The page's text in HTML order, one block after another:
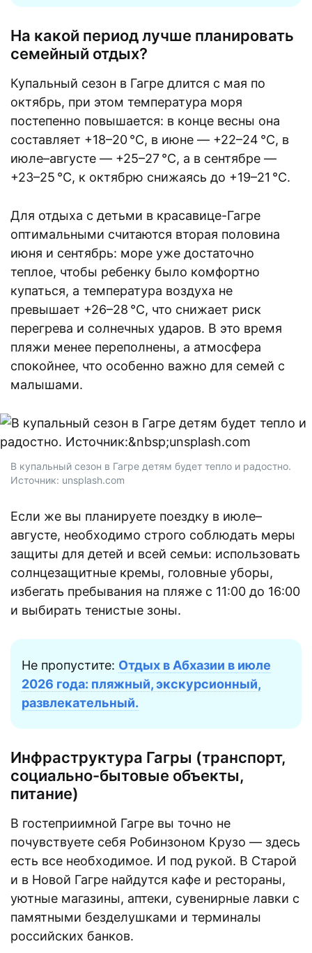
На какой период лучше планировать
семейный отдых?
Купальный сезон в Гагре длится с мая по
октябрь, при этом температура моря
постепенно повышается: в конце весны она
составляет +18–20 °C, в июне — +22–24 °C, в
июле–августе — +25–27 °C, а в сентябре —
+23–25 °C, к октябрю снижаясь до +19–21 °C.
Для отдыха с детьми в красавице-Гагре
оптимальными считаются вторая половина
июня и сентябрь: море уже достаточно
теплое, чтобы ребенку было комфортно
купаться, а температура воздуха не
превышает +26–28 °C, что снижает риск
перегрева и солнечных ударов. В это время
пляжи менее переполнены, а атмосфера
спокойнее, что особенно важно для семей с
малышами.
В купальный сезон в Гагре детям будет тепло и радостно.
Источник: unsplash.com
Если же вы планируете поездку в июле–
августе, необходимо строго соблюдать меры
защиты для детей и всей семьи: использовать
солнцезащитные кремы, головные уборы,
избегать пребывания на пляже с 11:00 до 16:00
и выбирать тенистые зоны.
Не пропустите: Отдых в Абхазии в июле
2026 года: пляжный, экскурсионный,
развлекательный.
Инфраструктура Гагры (транспорт,
социально-бытовые объекты,
питание)
В гостеприимной Гагре вы точно не
почувствуете себя Робинзоном Крузо — здесь
есть все необходимое. И под рукой. В Старой
и в Новой Гагре найдутся кафе и рестораны,
уютные магазины, аптеки, сувенирные лавки с
памятными безделушками и терминалы
российских банков.